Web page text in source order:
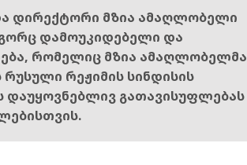
დირექტორი მზია ამაღლობელი
დამოუკიდებელი და
რომელიც მზია ამაღლობელმა
რუსული რეჟიმის სინდისის
დაუყოვნებლივ გათავისუფლებას